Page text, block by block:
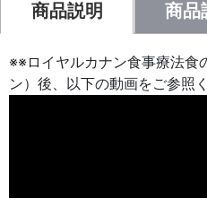
商品説明 商品
※※ロイヤルカナン食事療法食
ン）後、以下の動画をご参照